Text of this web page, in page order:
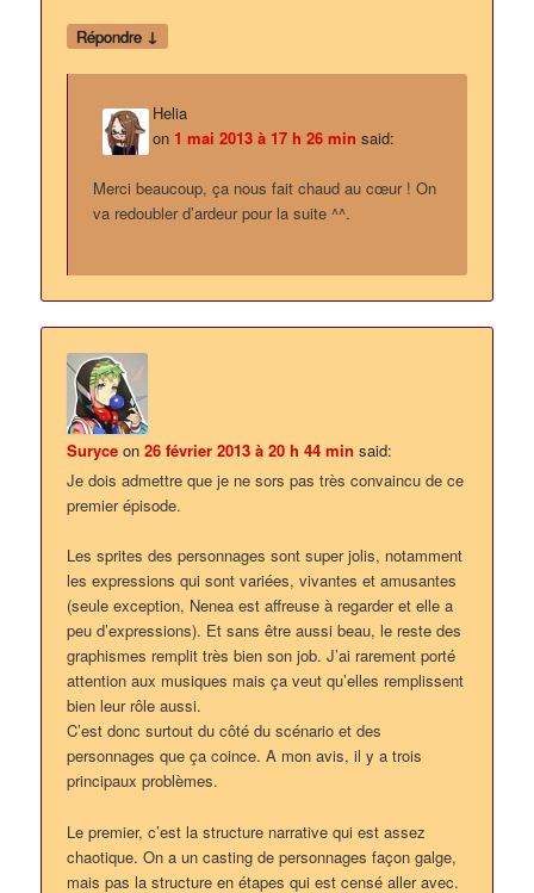
Répondre ↓
Helia
on 1 mai 2013 à 17 h 26 min said:
Merci beaucoup, ça nous fait chaud au cœur ! On
va redoubler d’ardeur pour la suite ^^.
Suryce on26 février 2013 à 20 h 44 min said:
Je dois admettre que je ne sors pas très convaincu de ce
premier épisode.
Les sprites des personnages sont super jolis, notamment
les expressions qui sont variées, vivantes et amusantes
(seule exception, Nenea est affreuse à regarder et elle a
peu d’expressions). Et sans être aussi beau, le reste des
graphismes remplit très bien son job. J’ai rarement porté
attention aux musiques mais ça veut qu’elles remplissent
bien leur rôle aussi.
C’est donc surtout du côté du scénario et des
personnages que ça coince. A mon avis, il y a trois
principaux problèmes.
Le premier, c’est la structure narrative qui est assez
chaotique. On a un casting de personnages façon galge,
mais pas la structure en étapes qui est censé aller avec.